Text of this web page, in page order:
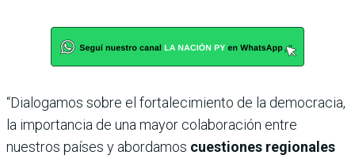
“Dialogamos sobre el fortalecimiento de la democracia,
la importancia de una mayor colaboración entre
nuestros países y abordamos cuestiones regionales